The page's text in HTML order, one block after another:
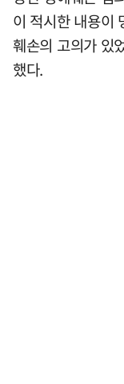
이 적시한 내용이
훼손의 고의가 있
했다.